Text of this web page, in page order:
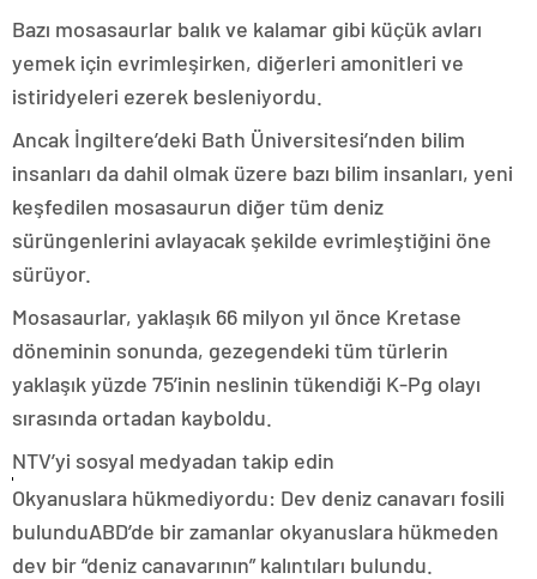
Bazı mosasaurlar balık ve kalamar gibi küçük avları
yemek için evrimleşirken, diğerleri amonitleri ve
istiridyeleri ezerek besleniyordu.
Ancak İngiltere’deki Bath Üniversitesi’nden bilim
insanları da dahil olmak üzere bazı bilim insanları, yeni
keşfedilen mosasaurun diğer tüm deniz
sürüngenlerini avlayacak şekilde evrimleştiğini öne
sürüyor.
Mosasaurlar, yaklaşık 66 milyon yıl önce Kretase
döneminin sonunda, gezegendeki tüm türlerin
yaklaşık yüzde 75’inin neslinin tükendiği K-Pg olayı
sırasında ortadan kayboldu.
NTV’yi sosyal medyadan takip edin
Okyanuslara hükmediyordu: Dev deniz canavarı fosili
bulunduABD’de bir zamanlar okyanuslara hükmeden
dev bir “deniz canavarının” kalıntıları bulundu.